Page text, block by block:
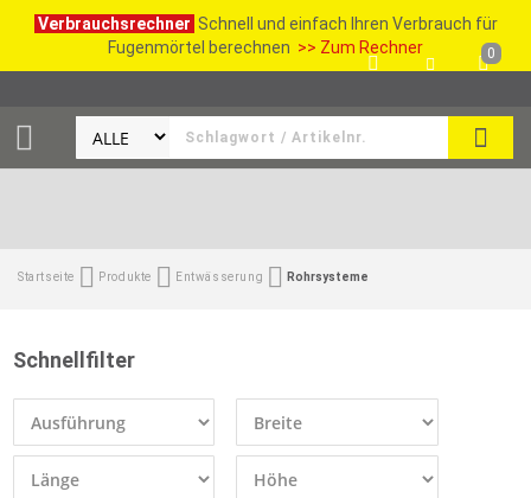
Verbrauchsrechner Schnell und einfach Ihren Verbrauch für
Fugenmörtel berechnen >> Zum Rechner
SUCHE
0
Startseite Produkte Entwässerung Rohrsysteme
Schnellfilter